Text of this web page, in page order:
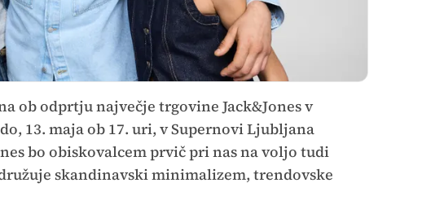
ob odprtju največje trgovine Jack&Jones v
13. maja ob 17. uri, v Supernovi Ljubljana
bo obiskovalcem prvič pri nas na voljo tudi
skandinavski minimalizem, trendovske